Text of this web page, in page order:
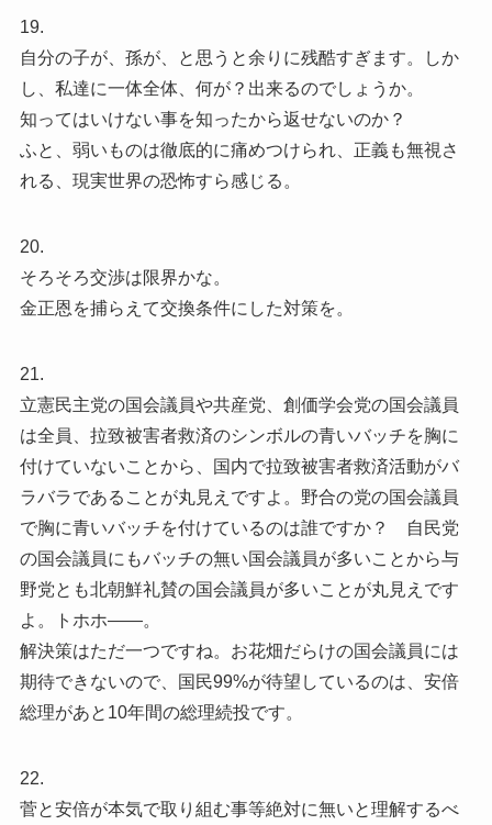
19.
自分の子が、孫が、と思うと余りに残酷すぎます。しか
し、私達に一体全体、何が？出来るのでしょうか。
知ってはいけない事を知ったから返せないのか？
ふと、弱いものは徹底的に痛めつけられ、正義も無視さ
れる、現実世界の恐怖すら感じる。
20.
そろそろ交渉は限界かな。
金正恩を捕らえて交換条件にした対策を。
21.
立憲民主党の国会議員や共産党、創価学会党の国会議員
は全員、拉致被害者救済のシンボルの青いバッチを胸に
付けていないことから、国内で拉致被害者救済活動がバ
ラバラであることが丸見えですよ。野合の党の国会議員
で胸に青いバッチを付けているのは誰ですか？ 自民党
の国会議員にもバッチの無い国会議員が多いことから与
野党とも北朝鮮礼賛の国会議員が多いことが丸見えです
よ。トホホ——。
解決策はただ一つですね。お花畑だらけの国会議員には
期待できないので、国民99%が待望しているのは、安倍
総理があと10年間の総理続投です。
22.
菅と安倍が本気で取り組む事等絶対に無いと理解するべ